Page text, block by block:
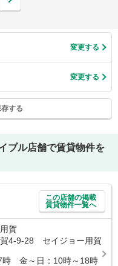
変更する
変更する
する
ブル店舗で賃貸物件を
この店舗の掲載
賃貸物件一覧へ
賀
4-9-28 セイジョー用賀
時 金～日：10時～18時